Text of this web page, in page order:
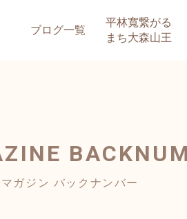
ブログ一覧
平林寬繋がる
まち大森山王
マガジン バックナンバー